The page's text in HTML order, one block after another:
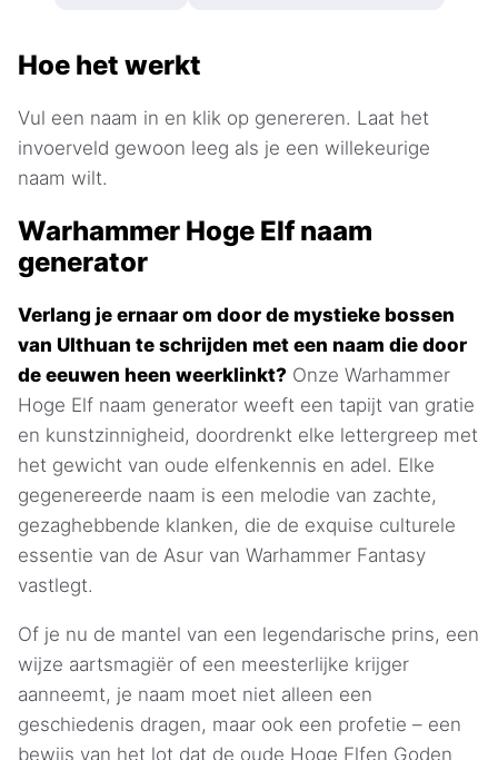
Hoe het werkt
Vul een naam in en klik op genereren. Laat het
invoerveld gewoon leeg als je een willekeurige
naam wilt.
Warhammer Hoge Elf naam
generator
Verlang je ernaar om door de mystieke bossen
van Ulthuan te schrijden met een naam die door
de eeuwen heen weerklinkt? Onze Warhammer
Hoge Elf naam generator weeft een tapijt van gratie
en kunstzinnigheid, doordrenkt elke lettergreep met
het gewicht van oude elfenkennis en adel. Elke
gegenereerde naam is een melodie van zachte,
gezaghebbende klanken, die de exquise culturele
essentie van de Asur van Warhammer Fantasy
vastlegt.
Of je nu de mantel van een legendarische prins, een
wijze aartsmagiër of een meesterlijke krijger
aanneemt, je naam moet niet alleen een
geschiedenis dragen, maar ook een profetie – een
bewijs van het lot dat de oude Hoge Elfen Goden